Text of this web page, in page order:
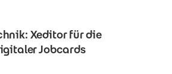
Xeditor für die
Jobcards